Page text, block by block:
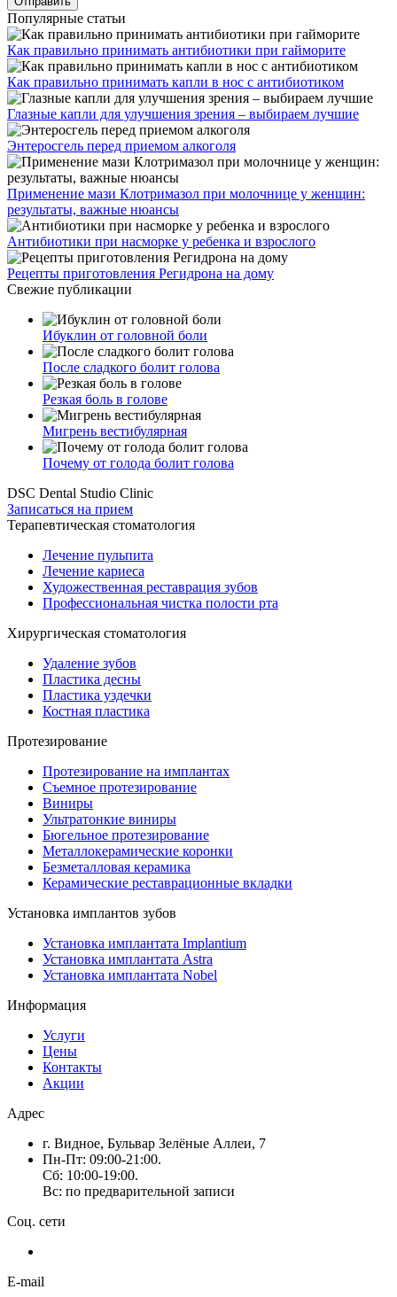
Популярные статьи
Как правильно принимать антибиотики при гайморите
Как правильно принимать капли в нос с антибиотиком
Глазные капли для улучшения зрения – выбираем лучшие
Энтеросгель перед приемом алкоголя
Применение мази Клотримазол при молочнице у женщин:
результаты, важные нюансы
Антибиотики при насморке у ребенка и взрослого
Рецепты приготовления Регидрона на дому
Свежие публикации
Ибуклин от головной боли
После сладкого болит голова
Резкая боль в голове
Мигрень вестибулярная
Почему от голода болит голова
DSC Dental Studio Clinic
Записаться на прием
Терапевтическая стоматология
Лечение пульпита
Лечение кариеса
Художественная реставрация зубов
Профессиональная чистка полости рта
Хирургическая стоматология
Удаление зубов
Пластика десны
Пластика уздечки
Костная пластика
Протезирование
Протезирование на имплантах
Съемное протезирование
Виниры
Ультратонкие виниры
Бюгельное протезирование
Металлокерамические коронки
Безметалловая керамика
Керамические реставрационные вкладки
Установка имплантов зубов
Установка имплантата Implantium
Установка имплантата Astra
Установка имплантата Nobel
Информация
Услуги
Цены
Контакты
Акции
Адрес
г. Видное, Бульвар Зелёные Аллеи, 7
Пн-Пт: 09:00-21:00.
Сб: 10:00-19:00.
Вс: по предварительной записи
Соц. сети
E-mail